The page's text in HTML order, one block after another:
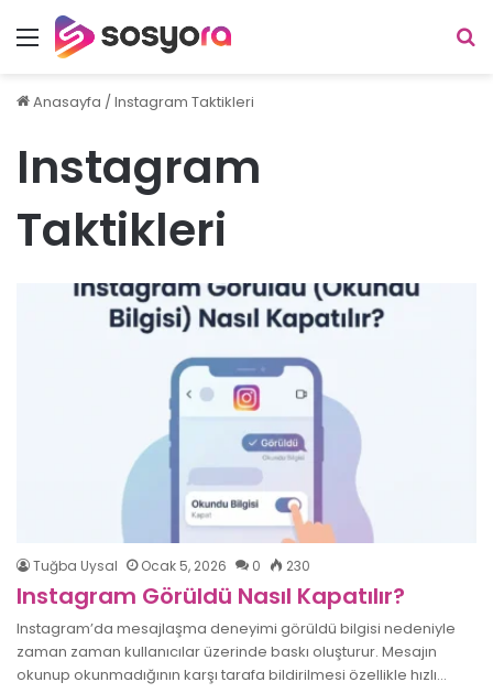
Menü
Anasayfa / Instagram Taktikleri
Instagram
Taktikleri
Tuğba Uysal Ocak 5, 2026 0 230
Instagram Görüldü Nasıl Kapatılır?
Instagram’da mesajlaşma deneyimi görüldü bilgisi nedeniyle
zaman zaman kullanıcılar üzerinde baskı oluşturur. Mesajın
okunup okunmadığının karşı tarafa bildirilmesi özellikle hızlı…